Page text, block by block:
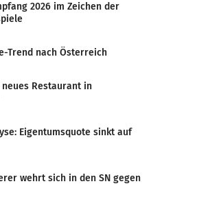
2026 im Zeichen der
Trend nach Österreich
neues Restaurant in
Eigentumsquote sinkt auf
wehrt sich in den SN gegen